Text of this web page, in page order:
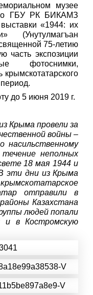
музее
ГБУ РК БИКАМЗ
«1944: их
(Унутулмагъан
75-летию
часть экспозиции
фотоснимки,
до 5 июня 2019 г.
Крыма провели за
войны –
насильственному
неполных
18 мая 1944 и
эти дни из Крыма
отправили в
Казахстана
людей попали
в Костромскую